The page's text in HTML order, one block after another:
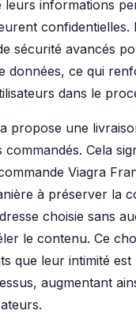
leurs informations
confidentielles.
sécurité avancés
données, ce qui
dans le
propose une
Cela
Viagra
à préserver la
choisie sans
le contenu. Ce
que leur intimité
augmentant